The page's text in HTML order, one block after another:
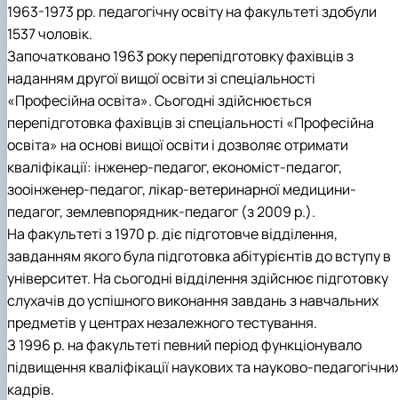
1963-1973 рр. педагогічну освіту на факультеті здобули
1537 чоловік.
Започатковано 1963 року перепідготовку фахівців з
наданням другої вищої освіти зі спеціальності
«Професійна освіта». Сьогодні здійснюється
перепідготовка фахівців зі спеціальності «Професійна
освіта» на основі вищої освіти і дозволяє отримати
кваліфікації: інженер-педагог, економіст-педагог,
зооінженер-педагог, лікар-ветеринарної медицини-
педагог, землевпорядник-педагог (з 2009 р.).
На факультеті з 1970 р. діє підготовче відділення,
завданням якого була підготовка абітурієнтів до вступу в
університет. На сьогодні відділення здійснює підготовку
слухачів до успішного виконання завдань з навчальних
предметів у центрах незалежного тестування.
З 1996 р. на факультеті певний період функціонувало
підвищення кваліфікації наукових та науково-
кадрів.